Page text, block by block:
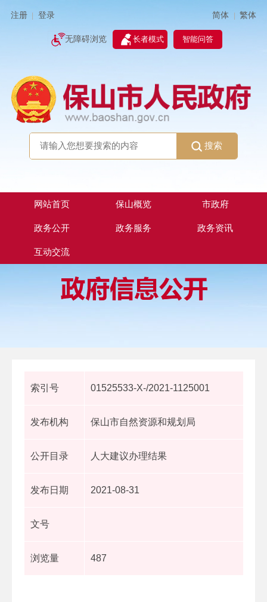
注册 登录 简体 | 繁体
无障碍浏览 长者模式 智能问答
搜索
网站首页 保山概览 市政府
政务公开 政务服务 政务资讯
互动交流
索引号 01525533-X-/2021-1125001
发布机构 保山市自然资源和规划局
公开目录 人大建议办理结果
发布日期 2021-08-31
文号
浏览量 487